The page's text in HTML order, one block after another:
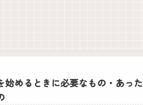
始めるときに必要なもの・あった